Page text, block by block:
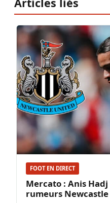
FOOT EN DIRECT
Mercato : Anis
rumeurs Newcastle